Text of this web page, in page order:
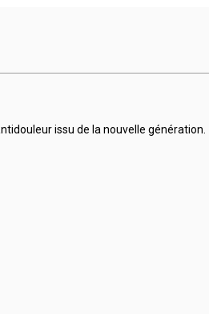
issu de la nouvelle génération.